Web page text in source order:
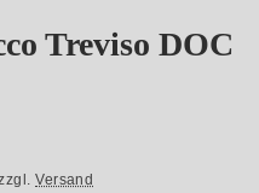
Treviso DOC
Versand